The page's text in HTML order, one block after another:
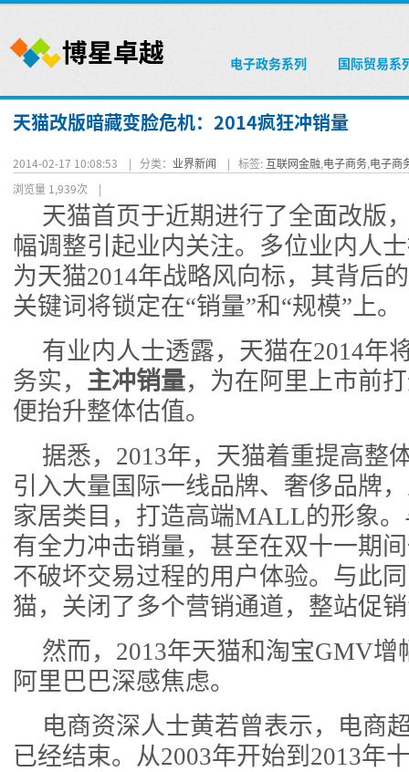
电子政务系列 国际贸易系
天猫改版暗藏变脸危机：2014疯狂冲销量
2014-02-17 10:08:53 | 分类： 业界新闻 | 标签: 互联网金融,电子商务,电子商
浏览量 1,939次 |
天猫首页于近期进行了全面改版
幅调整引起业内关注。多位业内人
为天猫2014年战略风向标，其背后
关键词将锁定在“销量”和“规模”上。
有业内人士透露，天猫在2014年
务实， 主冲销量，为在阿里上市前
便抬升整体估值。
据悉，2013年，天猫着重提高整
引入大量国际一线品牌、奢侈品牌
家居类目，打造高端MALL的形象
有全力冲击销量，甚至在双十一期
不破坏交易过程的用户体验。与此
猫，关闭了多个营销通道，整站促
然而，2013年天猫和淘宝GMV增
阿里巴巴深感焦虑。
电商资深人士黄若曾表示，电商
已经结束。从2003年开始到2013年